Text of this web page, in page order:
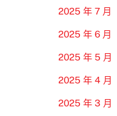
2025 年 7 月
2025 年 6 月
2025 年 5 月
2025 年 4 月
2025 年 3 月